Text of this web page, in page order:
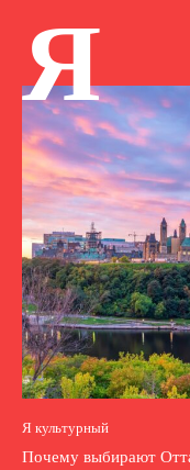
Я
Я культурный
Почему выбирают